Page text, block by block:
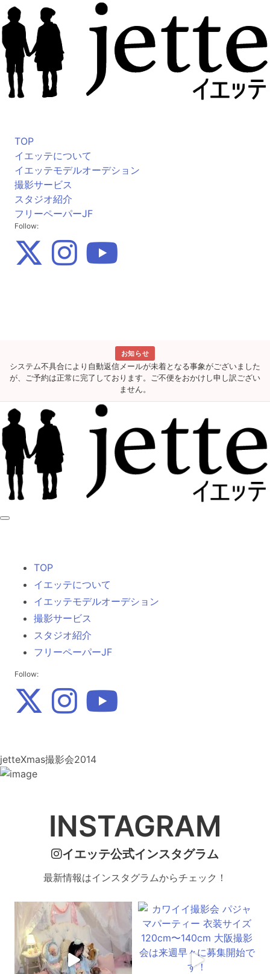
TOP
イエッテについて
イエッテモデルオーデション
撮影サービス
スタジオ紹介
フリーペーパーJF
Follow:
お知らせ
システム不具合により自動返信メールが未着となる事象がございました
が、ご予約は正常に完了しております。ご不便をおかけし申し訳ござい
ません。
TOP
イエッテについて
イエッテモデルオーデション
撮影サービス
スタジオ紹介
フリーペーパーJF
Follow:
jetteXmas撮影会2014
INSTAGRAM
イエッテ公式インスタグラム
最新情報はインスタグラムからチェック！